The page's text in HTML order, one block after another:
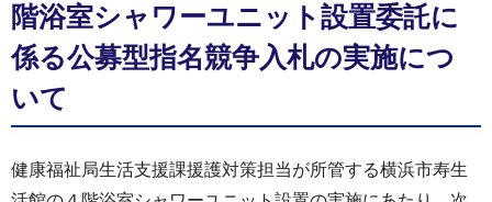
階浴室シャワーユニット設置委託に
係る公募型指名競争入札の実施につ
いて
健康福祉局生活支援課援護対策担当が所管する横浜市寿生